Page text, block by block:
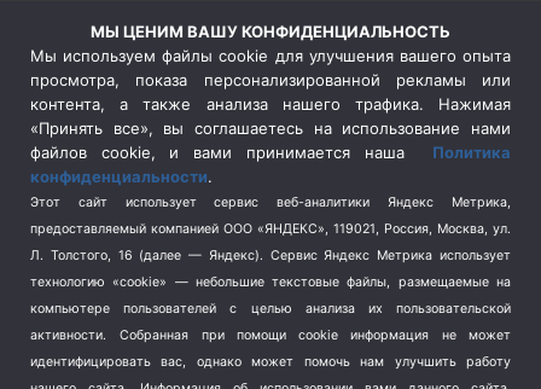
Сельское хозяйство (3)
Социальная политика
(3)
Спецоперация в Украине
Спецоперация на Украине
(404)
Спорт (740)
Терроризм (1)
Транспорт (262)
Туризм (178)
Флот (76)
МЫ ЦЕНИМ ВАШУ КОНФИДЕНЦИАЛЬНОСТЬ
Мы используем файлы cookie для улучшения вашего опыта
просмотра, показа персонализированной рекламы или
контента, а также анализа нашего трафика. Нажимая
«Принять все», вы соглашаетесь на использование нами
файлов cookie, и вами принимается наша Политика
конфиденциальности.
Этот сайт использует сервис веб-аналитики Яндекс Метрика,
предоставляемый компанией ООО «ЯНДЕКС», 119021, Россия, Москва, ул.
Л. Толстого, 16 (далее — Яндекс). Сервис Яндекс Метрика использует
технологию «cookie» — небольшие текстовые файлы, размещаемые на
компьютере пользователей с целью анализа их пользовательской
активности.
Собранная при помощи cookie информация не может
идентифицировать вас, однако может помочь нам улучшить работу